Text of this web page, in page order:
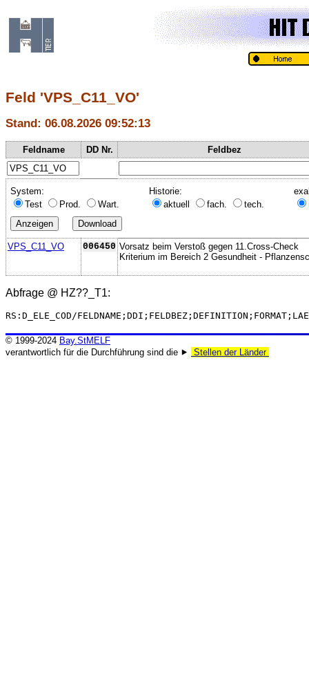
Feld 'VPS_C11_VO'
Stand: 06.08.2026 09:52:13
Feldname DD Nr. Feldbez
System:
Test
Prod. Wart.
Historie:
aktuell
fach. tech.
VPS_C11_VO 006450 Vorsatz beim Verstoß gegen 11.Cross-Check
Kriterium im Bereich 2 Gesundheit -
Abfrage @ HZ??_T1:
RS:D_ELE_COD/
© 1999-2024 Bay.StMELF
verantwortlich für die Durchführung sind die ⯈
Stellen der Länder